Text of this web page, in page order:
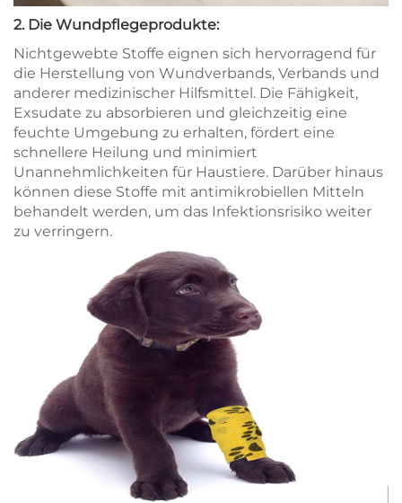
2. Die Wundpflegeprodukte:
Nichtgewebte Stoffe eignen sich hervorragend für
die Herstellung von Wundverbands, Verbands und
anderer medizinischer Hilfsmittel. Die Fähigkeit,
Exsudate zu absorbieren und gleichzeitig eine
feuchte Umgebung zu erhalten, fördert eine
schnellere Heilung und minimiert
Unannehmlichkeiten für Haustiere. Darüber hinaus
können diese Stoffe mit antimikrobiellen Mitteln
behandelt werden, um das Infektionsrisiko weiter
zu verringern.